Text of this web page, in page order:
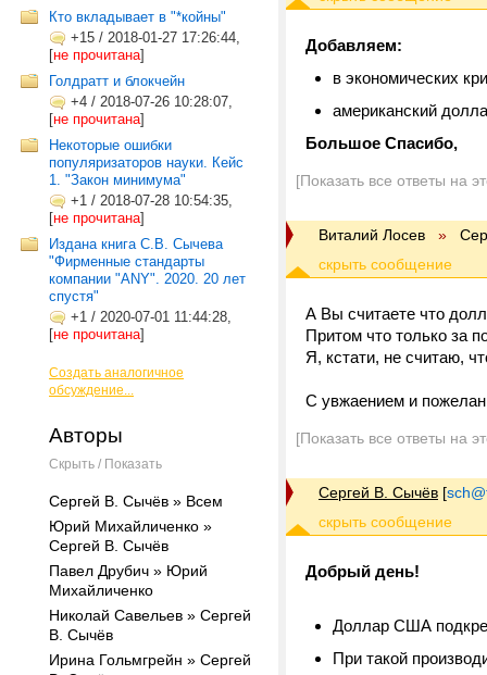
Кто вкладывает в "*койны"
+15 / 2018-01-27 17:26:44,
[не прочитана]
Голдратт и блокчейн
+4 / 2018-07-26 10:28:07,
[не прочитана]
Некоторые ошибки
популяризаторов науки. Кейс
1. "Закон минимума"
+1 / 2018-07-28 10:54:35,
[не прочитана]
Издана книга С.В. Сычева
"Фирменные стандарты
компании "ANY". 2020. 20 лет
спустя"
+1 / 2020-07-01 11:44:28,
[не прочитана]
Создать аналогичное
обсуждение...
Авторы
Скрыть / Показать
Сергей В. Сычёв » Всем
Юрий Михайличенко »
Сергей В. Сычёв
Павел Друбич » Юрий
Михайличенко
Николай Савельев » Сергей
В. Сычёв
Ирина Гольмгрейн » Сергей
Добавляем:
в экономических
американский
Большое Спасибо,
[Показать все ответы на
Виталий Лосев »
А Вы считаете что
Притом что только за
Я, кстати, не считаю,
С увжаением и
[Показать все ответы на
Сергей В. Сычёв [
Добрый день!
Доллар США
При такой